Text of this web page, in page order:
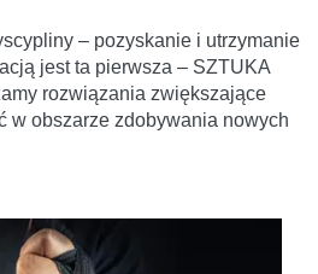
– pozyskanie i utrzymanie
jest ta pierwsza – SZTUKA
rozwiązania zwiększające
w obszarze zdobywania nowych